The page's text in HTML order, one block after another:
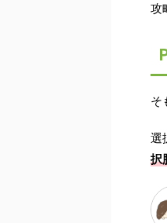
攻
そ
選
択